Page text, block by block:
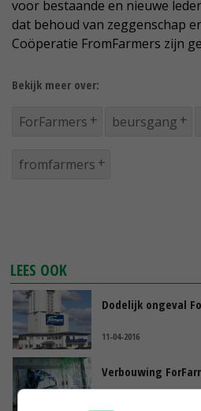
voor bestaande en nieuwe
dat behoud van zeggenschap
Coöperatie FromFarmers zijn
Bekijk meer over:
ForFarmers beursgang
fromfarmers
LEES OOK
Dodelijk ongeval
11-04-2016
Verbouwing